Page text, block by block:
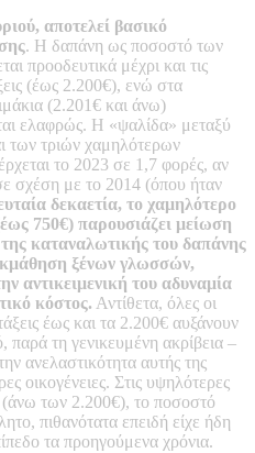
αποτελεί βασικό
. Η δαπάνη ως ποσοστό των
προοδευτικά μέχρι και τις
(έως 2.200€), ενώ στα
(2.201€ και άνω)
ελαφρώς. Η «ψαλίδα» μεταξύ
των τριών χαμηλότερων
το 2023 σε 1,7 φορές, αν
σχέση με το 2014 (όπου ήταν
δεκαετία, το χαμηλότερο
750€) παρουσιάζει μείωση
καταναλωτικής του δαπάνης
ξένων γλωσσών,
αντικειμενική του αδυναμία
κόστος. Αντίθετα, όλες οι
έως και τα 2.200€ αυξάνουν
παρά τη γενικευμένη ακρίβεια –
ανελαστικότητα αυτής της
οικογένειες. Στις υψηλότερες
(άνω των 2.200€), το ποσοστό
πιθανότατα επειδή είχε ήδη
τα προηγούμενα χρόνια.